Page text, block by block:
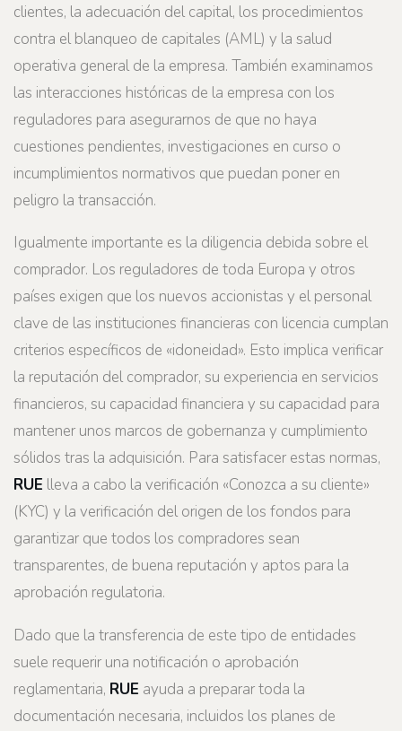
clientes, la adecuación del capital, los procedimientos
contra el blanqueo de capitales (AML) y la salud
operativa general de la empresa. También examinamos
las interacciones históricas de la empresa con los
reguladores para asegurarnos de que no haya
cuestiones pendientes, investigaciones en curso o
incumplimientos normativos que puedan poner en
peligro la transacción.
Igualmente importante es la diligencia debida sobre el
comprador. Los reguladores de toda Europa y otros
países exigen que los nuevos accionistas y el personal
clave de las instituciones financieras con licencia cumplan
criterios específicos de «idoneidad». Esto implica verificar
la reputación del comprador, su experiencia en servicios
financieros, su capacidad financiera y su capacidad para
mantener unos marcos de gobernanza y cumplimiento
sólidos tras la adquisición. Para satisfacer estas normas,
RUE lleva a cabo la verificación «Conozca a su cliente»
(KYC) y la verificación del origen de los fondos para
garantizar que todos los compradores sean
transparentes, de buena reputación y aptos para la
aprobación regulatoria.
Dado que la transferencia de este tipo de entidades
suele requerir una notificación o aprobación
reglamentaria, RUE ayuda a preparar toda la
documentación necesaria, incluidos los planes de